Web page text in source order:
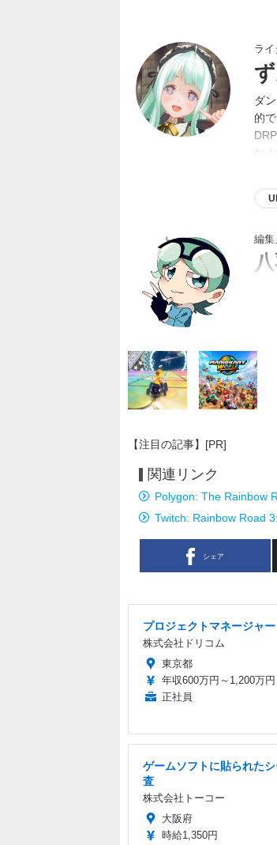
ラ
ダ
的
な
会
編集
は
【注目の記事】[PR]
関連リンク
Polygon: The Rainbow
Twitch: Rainbow Road
シェア
プロジェクトマネージャー
株式会社ドリコム
東京都
年収600万円～1,200万円
正社員
ゲームソフトに貼られた
査
株式会社トーコー
大阪府
時給1,350円